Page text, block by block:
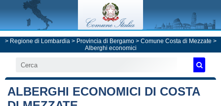
> Regione di Lombardia> Provincia di Bergamo> Comune Costa di Mezzate >
Alberghi economici
ALBERGHI ECONOMICI DI COSTA